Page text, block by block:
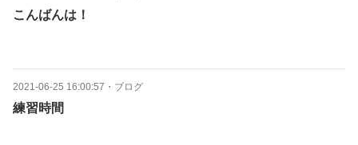
こんばんは！
2021-06-25 16:00:57 ・ ブログ
練習時間